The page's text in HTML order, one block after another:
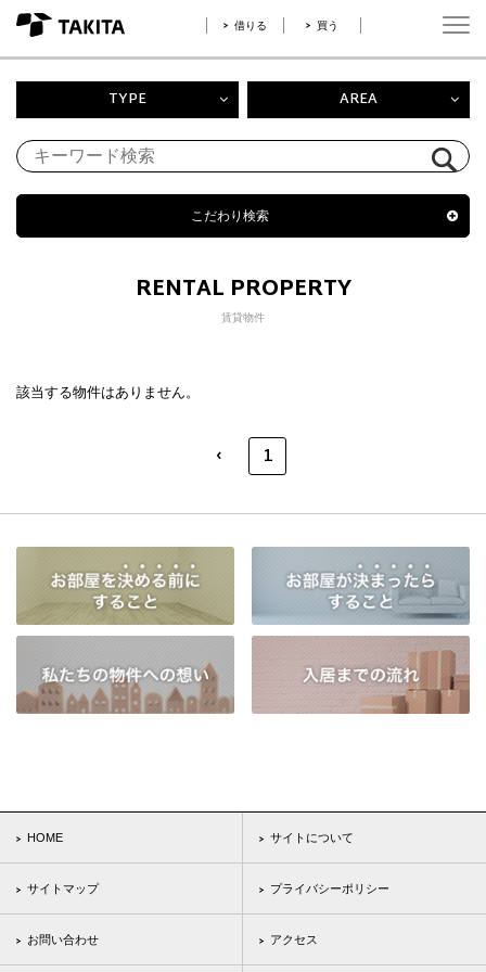
借りる 買う
TYPE AREA
こだわり検索
RENTAL PROPERTY
賃貸物件
該当する物件はありません。
‹ 1
HOME サイトについて
サイトマップ プライバシーポリシー
お問い合わせ アクセス